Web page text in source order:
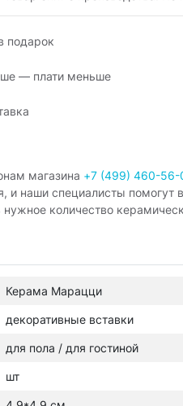
подарок
— плати меньше
магазина +7 (499) 460-56-
и наши специалисты помогут
нужное количество
Керама Марацци
декоративные вставки
для пола / для гостиной
шт